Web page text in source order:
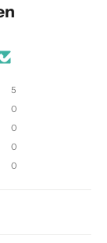
5
0
0
0
0